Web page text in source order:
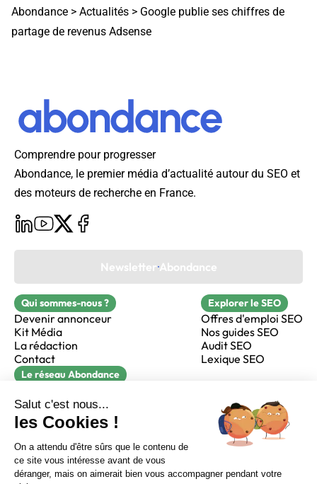
Sur LinkedIn Sur Youtube
Abondance > Actualités > Google publie ses chiffres de
partage de revenus Adsense
Comprendre pour progresser
Abondance, le premier média d’actualité autour du SEO et
des moteurs de recherche en France.
Newsletter Abondance
Qui sommes-nous ?
Devenir annonceur
Kit Média
La rédaction
Contact
Explorer le SEO
Offres d'emploi SEO
Nos guides SEO
Audit SEO
Lexique SEO
Le réseau Abondance
Réacteur
alfie formation